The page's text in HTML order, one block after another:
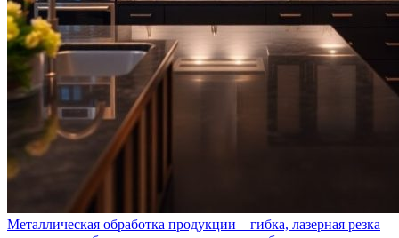
Металлическая обработка продукции – гибка, лазерная резка